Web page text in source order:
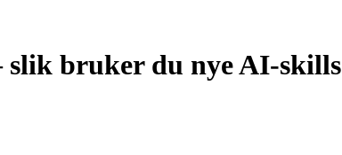
bruker du nye AI-skills